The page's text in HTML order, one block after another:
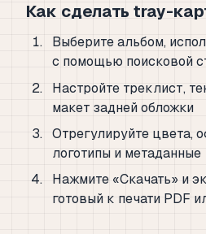
Как сделать tray-
Выберите альбом,
с помощью поисковой
Настройте треклист,
макет задней обложки
Отрегулируйте цвета,
логотипы и метаданные
Нажмите «Скачать» и
готовый к печати PDF